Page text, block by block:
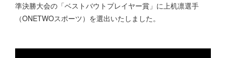
準決勝大会の「ベストバウトプレイヤー賞」に上机凛選手
（ONETWOスポーツ）を選出いたしました。